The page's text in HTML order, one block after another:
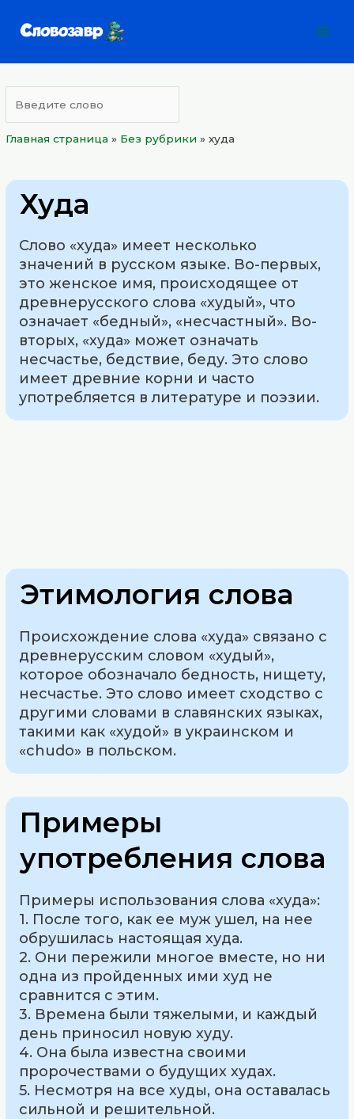
Главная страница » Без рубрики »худа
Худа
Слово «худа» имеет несколько
значений в русском языке. Во-первых,
это женское имя, происходящее от
древнерусского слова «худый», что
означает «бедный», «несчастный». Во-
вторых, «худа» может означать
несчастье, бедствие, беду. Это слово
имеет древние корни и часто
употребляется в литературе и поэзии.
Этимология слова
Происхождение слова «худа» связано с
древнерусским словом «худый»,
которое обозначало бедность, нищету,
несчастье. Это слово имеет сходство с
другими словами в славянских языках,
такими как «худой» в украинском и
«chudo» в польском.
Примеры
употребления слова
Примеры использования слова «худа»:
1. После того, как ее муж ушел, на нее
обрушилась настоящая худа.
2. Они пережили многое вместе, но ни
одна из пройденных ими худ не
сравнится с этим.
3. Времена были тяжелыми, и каждый
день приносил новую худу.
4. Она была известна своими
пророчествами о будущих худах.
5. Несмотря на все худы, она оставалась
сильной и решительной.